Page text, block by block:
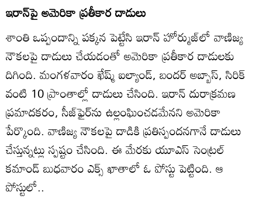
ఇరాన్‌పై అమెరికా ప్రతీకార దాడులు
శాంతి ఒప్పందాన్ని పక్కన పెట్టేసి ఇరాన్ హోర్ముజ్‌లో వాణిజ్య
నౌకలపై దాడులు చేయడంతో అమెరికా ప్రతీకార దాడులకు
దిగింది. మంగళవారం ఖేష్మ్‌ ఐల్యాండ్‌, బందర్‌ అబ్బాస్‌, సిరిక్‌
వంటి 10 ప్రాంతాల్లో దాడులు చేసింది. ఇరాన్‌ దురాక్రమణ
ప్రమాదకరం, సీజ్‌ఫైర్‌ను ఉల్లంఘించడమేనని అమెరికా
పేర్కొంది. వాణిజ్య నౌకలపై దాడికి ప్రతిస్పందనగానే దాడులు
చేస్తున్నట్లు స్పష్టం చేసింది. ఈ మేరకు యూఎస్ సెంట్రల్
కమాండ్ బుధవారం ఎక్స్ ఖాతాలో ఓ పోస్టు పెట్టింది. ఆ
పోస్టులో..